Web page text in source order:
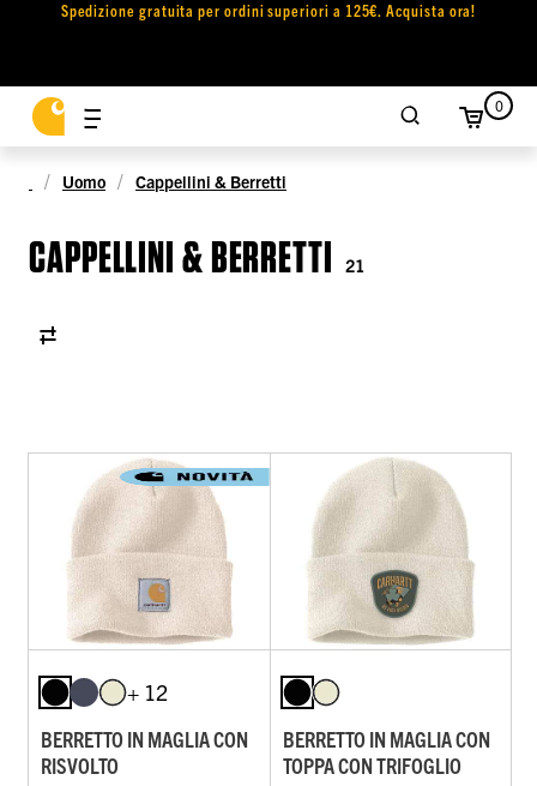
Spedizione gratuita per ordini superiori a 125€. Acquista ora!
0
Uomo Cappellini & Berretti
CAPPELLINI & BERRETTI 21
+ 12
BERRETTO IN MAGLIA CON
RISVOLTO
BERRETTO IN MAGLIA CON
TOPPA CON TRIFOGLIO